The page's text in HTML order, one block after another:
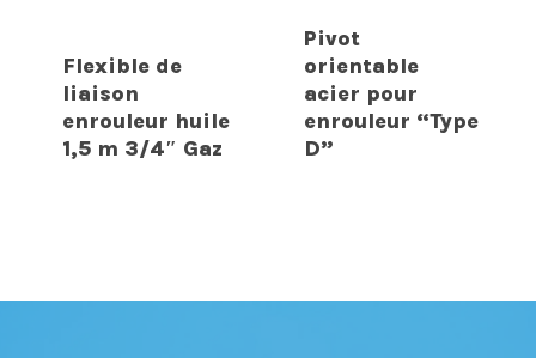
Flexible de
liaison
enrouleur huile
1,5 m 3/4″ Gaz
Pivot
orientable
acier pour
enrouleur “Type
D”